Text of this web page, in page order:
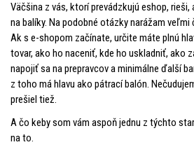
Väčšina z vás, ktorí prevádzkujú eshop,
na balíky. Na podobné otázky narážam
Ak s e-shopom začínate, určite máte plnú
tovar, ako ho naceniť, kde ho uskladniť, ako
napojiť sa na prepravcov a minimálne ďalší
z toho má hlavu ako pátrací balón.
prešiel tiež.
A čo keby som vám aspoň jednu z týchto
na to.